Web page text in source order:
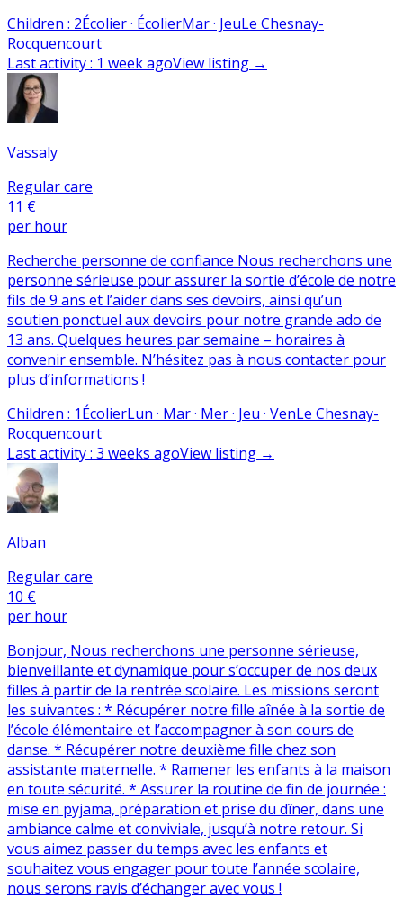
Children : 2Écolier · ÉcolierMar · JeuLe Chesnay-
Rocquencourt
Last activity: 1 week agoView listing →
Vassaly
Regular care
11 €
per hour
Recherche personne de confiance Nous recherchons une
personne sérieuse pour assurer la sortie d’école de notre
fils de 9 ans et l’aider dans ses devoirs, ainsi qu’un
soutien ponctuel aux devoirs pour notre grande ado de
13 ans. Quelques heures par semaine – horaires à
convenir ensemble. N’hésitez pas à nous contacter pour
plus d’informations !
Children : 1ÉcolierLun · Mar · Mer · Jeu · VenLe Chesnay-
Rocquencourt
Last activity: 3 weeks agoView listing →
Alban
Regular care
10 €
per hour
Bonjour, Nous recherchons une personne sérieuse,
bienveillante et dynamique pour s’occuper de nos deux
filles à partir de la rentrée scolaire. Les missions seront
les suivantes : * Récupérer notre fille aînée à la sortie de
l’école élémentaire et l’accompagner à son cours de
danse. * Récupérer notre deuxième fille chez son
assistante maternelle. * Ramener les enfants à la maison
en toute sécurité. * Assurer la routine de fin de journée :
mise en pyjama, préparation et prise du dîner, dans une
ambiance calme et conviviale, jusqu’à notre retour. Si
vous aimez passer du temps avec les enfants et
souhaitez vous engager pour toute l’année scolaire,
nous serons ravis d’échanger avec vous !